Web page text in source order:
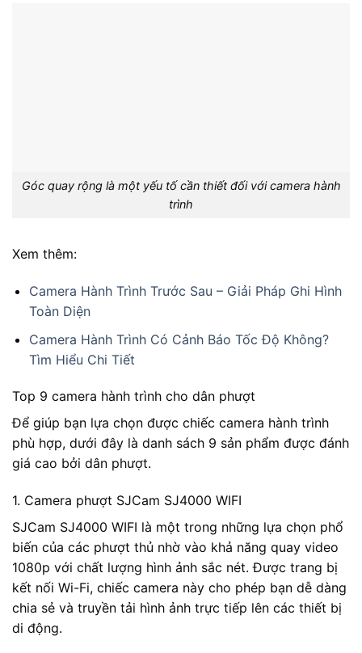
Góc quay rộng là một yếu tố cần thiết đối với camera hành
trình
Xem thêm:
Camera Hành Trình Trước Sau – Giải Pháp Ghi Hình
Toàn Diện
Camera Hành Trình Có Cảnh Báo Tốc Độ Không?
Tìm Hiểu Chi Tiết
Top 9 camera hành trình cho dân phượt
Để giúp bạn lựa chọn được chiếc camera hành trình
phù hợp, dưới đây là danh sách 9 sản phẩm được đánh
giá cao bởi dân phượt.
1. Camera phượt SJCam SJ4000 WIFI
SJCam SJ4000 WIFI là một trong những lựa chọn phổ
biến của các phượt thủ nhờ vào khả năng quay video
1080p với chất lượng hình ảnh sắc nét. Được trang bị
kết nối Wi-Fi, chiếc camera này cho phép bạn dễ dàng
chia sẻ và truyền tải hình ảnh trực tiếp lên các thiết bị
di động.